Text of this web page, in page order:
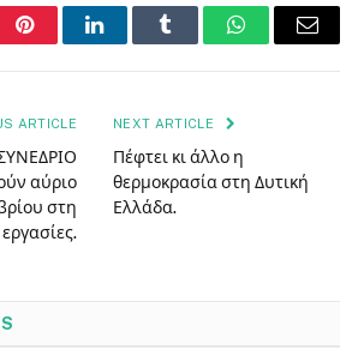
PinterestLinkedInTumblr WhatsAppEmail
ARTICLE
αύριο
στη
NEXT ARTICLE
Πέφτει κι άλλο η
θερμοκρασία στη Δυτική
Ελλάδα.